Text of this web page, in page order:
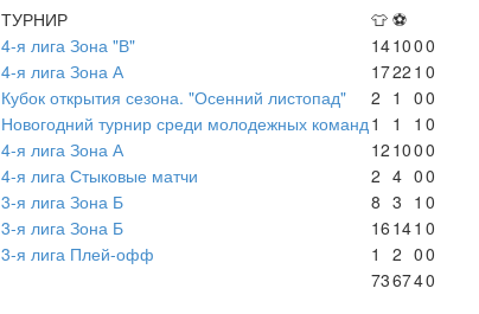
ТУРНИР 👕 ⚽
4-я лига Зона "В" 141000
4-я лига Зона А 1722 1 0
Кубок открытия сезона. "Осенний листопад" 2 1 00
Новогодний турнир среди молодежных команд 1 1 1 0
4-я лига Зона А 12 1000
4-я лига Стыковые матчи 2 4 00
3-я лига Зона Б 8 3 1 0
3-я лига Зона Б 16 141 0
3-я лига Плей-офф 1 2 00
736740